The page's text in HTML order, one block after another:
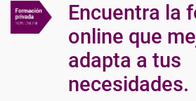
Encuentra la
online que
adapta a tus
necesidades.